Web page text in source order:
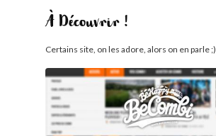
À Découvrir !
Certains site, on les adore, alors on en parle ;)